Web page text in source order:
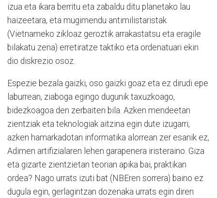
izua eta ikara berritu eta zabaldu ditu planetako lau
haizeetara, eta mugimendu antimilistaristak
(Vietnameko zikloaz geroztik arrakastatsu eta eragile
bilakatu zena) erretiratze taktiko eta ordenatuari ekin
dio diskrezio osoz.
Espezie bezala gaizki, oso gaizki goaz eta ez dirudi epe
laburrean, ziaboga egingo dugunik taxuzkoago,
bidezkoagoa den zerbaiten bila. Azken mendeetan
zientziak eta teknologiak aitzina egin dute izugarri,
azken hamarkadotan informatika alorrean zer esanik ez,
Adimen artifizialaren lehen garapenera iristeraino. Giza
eta gizarte zientzietan teorian apika bai, praktikan
ordea? Nago urrats izuti bat (NBEren sorrera) baino ez
dugula egin, gerlagintzan dozenaka urrats egin diren